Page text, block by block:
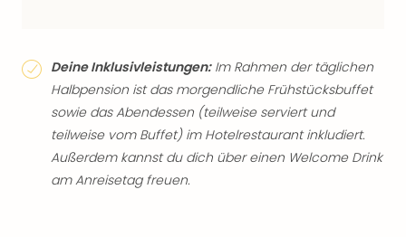
Deine Inklusivleistungen:Im Rahmen der täglichen
Halbpension ist das morgendliche Frühstücksbuffet
sowie das Abendessen (teilweise serviert und
teilweise vom Buffet) im Hotelrestaurant inkludiert.
Außerdem kannst du dich über einen Welcome Drink
am Anreisetag freuen.